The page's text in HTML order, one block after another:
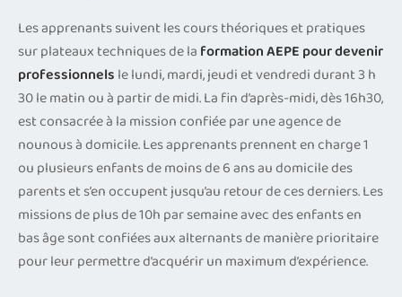
Les apprenants suivent les cours théoriques et pratiques
sur plateaux techniques de la formation AEPE pour devenir
professionnels le lundi, mardi, jeudi et vendredi durant 3 h
30 le matin ou à partir de midi. La fin d’après-midi, dès 16h30,
est consacrée à la mission confiée par une agence de
nounous à domicile. Les apprenants prennent en charge 1
ou plusieurs enfants de moins de 6 ans au domicile des
parents et s’en occupent jusqu’au retour de ces derniers. Les
missions de plus de 10h par semaine avec des enfants en
bas âge sont confiées aux alternants de manière prioritaire
pour leur permettre d’acquérir un maximum d’expérience.